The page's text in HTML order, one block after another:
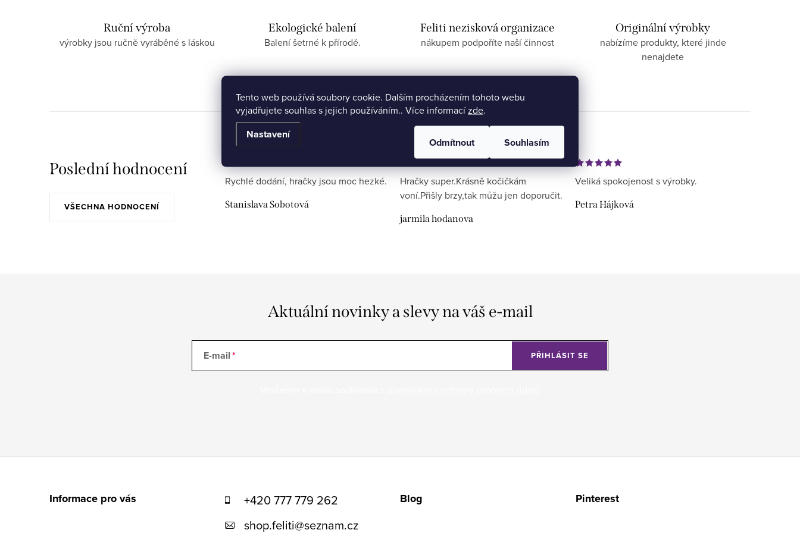
Tento web používá soubory cookie. Dalším procházením tohoto webu
vyjadřujete souhlas s jejich používáním.. Více informacízde.
Nastavení
Odmítnout Souhlasím
Ruční výroba
výrobky jsou ručně vyráběné s láskou
Ekologické balení
Balení šetrné k přírodě.
Feliti nezisková organizace
nákupem podpoříte naší činnost
Originální výrobky
nabízíme produkty, které jinde
nenajdete
Poslední hodnocení
VŠECHNA HODNOCENÍ
Rychlé dodání, hračky jsou moc hezké.
Stanislava Sobotová
Hračky super.Krásně kočičkám
voní.Přišly brzy,tak můžu jen doporučit.
jarmila hodanova
Veliká spokojenost s výrobky.
Petra Hájková
Aktuální novinky a slevy na váš e-mail
E-mail PŘIHLÁSIT SE
Informace pro vás
+420 777 779 262
shop.feliti@seznam.cz
Blog Pinterest